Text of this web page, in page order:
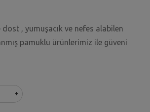
, yumuşacık ve nefes alabilen
pamuklu ürünlerimiz ile güveni
+